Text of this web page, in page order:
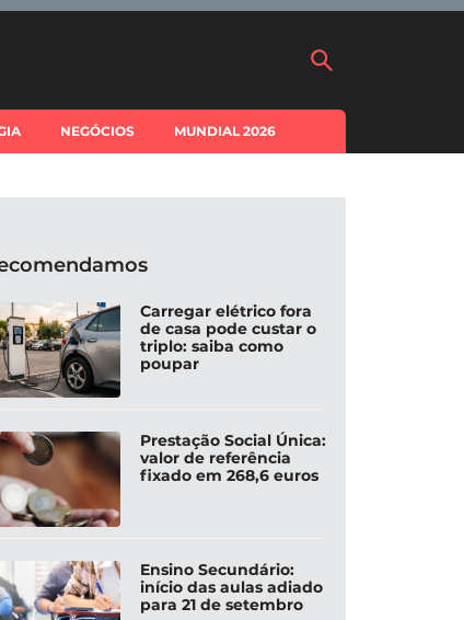
NEGÓCIOS MUNDIAL 2026
Carregar elétrico fora
de casa pode custar o
triplo: saiba como
poupar
Prestação Social Única:
valor de referência
fixado em 268,6 euros
Ensino Secundário:
início das aulas adiado
para 21 de setembro